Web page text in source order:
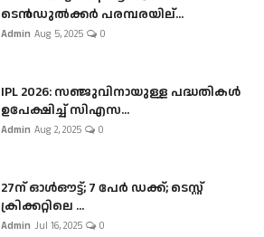
ടെൻഡുല്‍ക്കർ പരമ്പരയില്...
Admin Aug 5, 2025 0
IPL 2026: സഞ്ജുവിനായുള്ള പദ്ധതികൾ
ഉപേക്ഷിച്ച് സിഎസ...
Admin Aug 2, 2025 0
27ന് ഓൾഔട്ട്; 7 പേർ ഡക്ക്; ടെസ്റ്റ്
ക്രിക്കറ്റിലെ ...
Admin Jul 16, 2025 0